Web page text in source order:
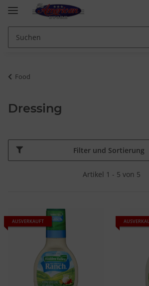
Food
Dressing
Filter und Sortierung
Artikel 1 - 5 von 5
AUSVERKAUFT